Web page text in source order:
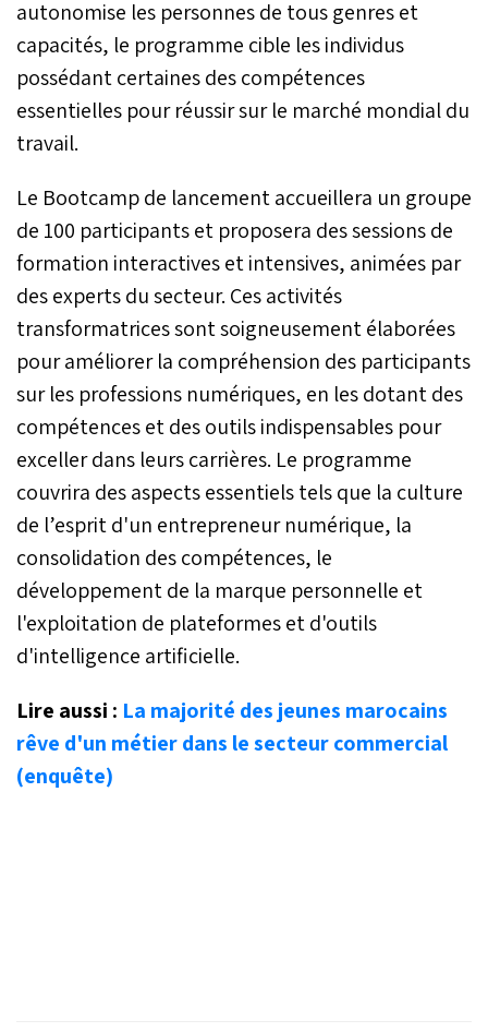
autonomise les personnes de tous genres et
capacités, le programme cible les individus
possédant certaines des compétences
essentielles pour réussir sur le marché mondial du
travail.
Le Bootcamp de lancement accueillera un groupe
de 100 participants et proposera des sessions de
formation interactives et intensives, animées par
des experts du secteur. Ces activités
transformatrices sont soigneusement élaborées
pour améliorer la compréhension des participants
sur les professions numériques, en les dotant des
compétences et des outils indispensables pour
exceller dans leurs carrières. Le programme
couvrira des aspects essentiels tels que la culture
de l’esprit d'un entrepreneur numérique, la
consolidation des compétences, le
développement de la marque personnelle et
l'exploitation de plateformes et d'outils
d'intelligence artificielle.
Lire aussi : La majorité des jeunes marocains
rêve d'un métier dans le secteur commercial
(enquête)